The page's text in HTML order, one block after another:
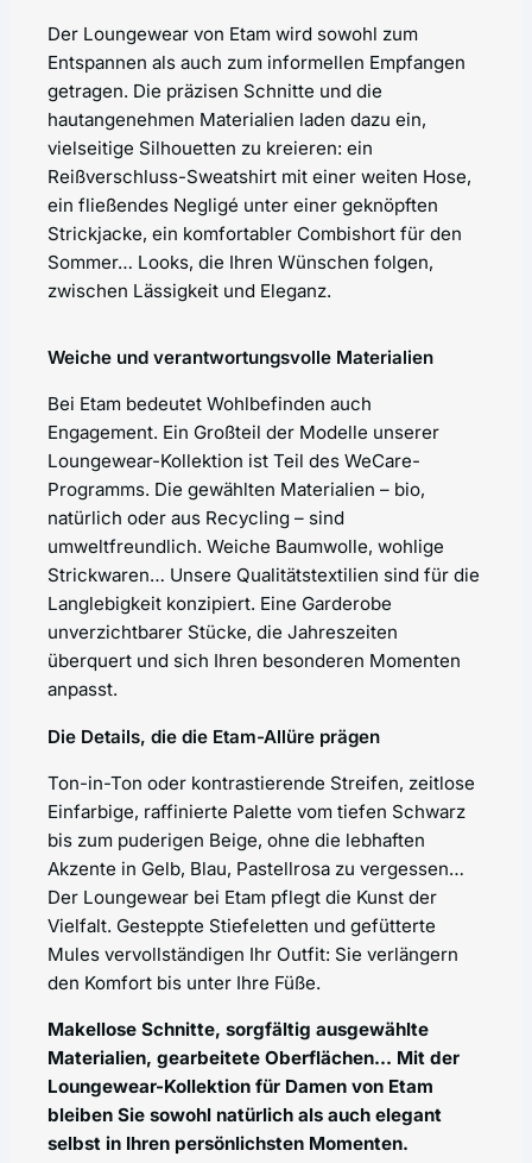
Der Loungewear von Etam wird sowohl zum
Entspannen als auch zum informellen Empfangen
getragen. Die präzisen Schnitte und die
hautangenehmen Materialien laden dazu ein,
vielseitige Silhouetten zu kreieren: ein
Reißverschluss-Sweatshirt mit einer weiten Hose,
ein fließendes Negligé unter einer geknöpften
Strickjacke, ein komfortabler Combishort für den
Sommer… Looks, die Ihren Wünschen folgen,
zwischen Lässigkeit und Eleganz.
Weiche und verantwortungsvolle Materialien
Bei Etam bedeutet Wohlbefinden auch
Engagement. Ein Großteil der Modelle unserer
Loungewear-Kollektion ist Teil des WeCare-
Programms. Die gewählten Materialien – bio,
natürlich oder aus Recycling – sind
umweltfreundlich. Weiche Baumwolle, wohlige
Strickwaren… Unsere Qualitätstextilien sind für die
Langlebigkeit konzipiert. Eine Garderobe
unverzichtbarer Stücke, die Jahreszeiten
überquert und sich Ihren besonderen Momenten
anpasst.
Die Details, die die Etam-Allüre prägen
Ton-in-Ton oder kontrastierende Streifen, zeitlose
Einfarbige, raffinierte Palette vom tiefen Schwarz
bis zum puderigen Beige, ohne die lebhaften
Akzente in Gelb, Blau, Pastellrosa zu vergessen…
Der Loungewear bei Etam pflegt die Kunst der
Vielfalt. Gesteppte Stiefeletten und gefütterte
Mules vervollständigen Ihr Outfit: Sie verlängern
den Komfort bis unter Ihre Füße.
Makellose Schnitte, sorgfältig ausgewählte
Materialien, gearbeitete Oberflächen... Mit der
Loungewear-Kollektion für Damen von Etam
bleiben Sie sowohl natürlich als auch elegant
selbst in Ihren persönlichsten Momenten.